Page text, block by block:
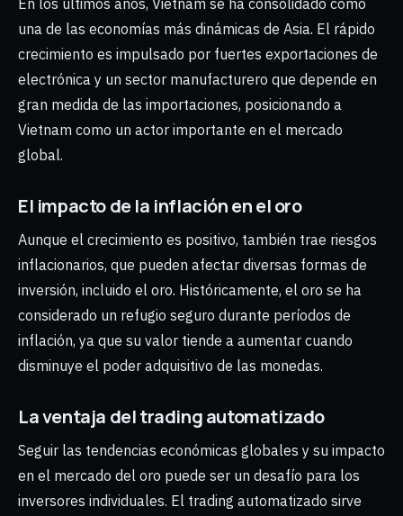
En los últimos años, Vietnam se ha consolidado como
una de las economías más dinámicas de Asia. El rápido
crecimiento es impulsado por fuertes exportaciones de
electrónica y un sector manufacturero que depende en
gran medida de las importaciones, posicionando a
Vietnam como un actor importante en el mercado
global.
El impacto de la inflación en el oro
Aunque el crecimiento es positivo, también trae riesgos
inflacionarios, que pueden afectar diversas formas de
inversión, incluido el oro. Históricamente, el oro se ha
considerado un refugio seguro durante períodos de
inflación, ya que su valor tiende a aumentar cuando
disminuye el poder adquisitivo de las monedas.
La ventaja del trading automatizado
Seguir las tendencias económicas globales y su impacto
en el mercado del oro puede ser un desafío para los
inversores individuales. El trading automatizado sirve